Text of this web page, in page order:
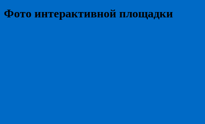
Фото интерактивной площадки